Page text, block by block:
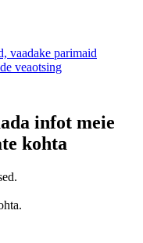
vaadake parimaid
veaotsing
infot meie
kohta